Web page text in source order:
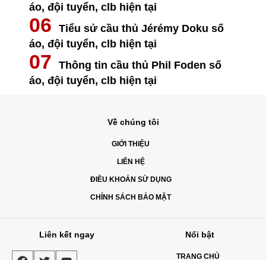
áo, đội tuyển, clb hiện tại
Tiểu sử cầu thủ Jérémy Doku số
áo, đội tuyển, clb hiện tại
Thông tin cầu thủ Phil Foden số
áo, đội tuyển, clb hiện tại
Về chúng tôi
GIỚI THIỆU
LIÊN HỆ
ĐIỀU KHOẢN SỬ DỤNG
CHÍNH SÁCH BẢO MẬT
Liên kết ngay Nổi bật
TRANG CHỦ